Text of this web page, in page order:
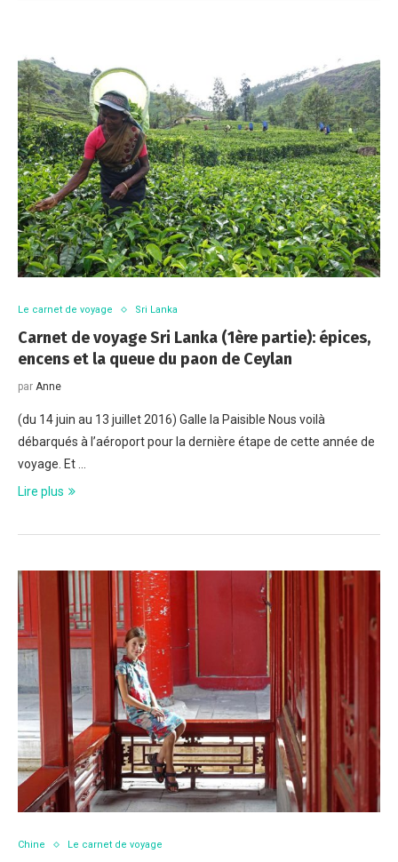
Le carnet de voyage Sri Lanka
Carnet de voyage Sri Lanka (1ère partie): épices,
encens et la queue du paon de Ceylan
par Anne
(du 14 juin au 13 juillet 2016) Galle la Paisible Nous voilà
débarqués à l’aéroport pour la dernière étape de cette année de
voyage. Et …
Lire plus
Chine Le carnet de voyage